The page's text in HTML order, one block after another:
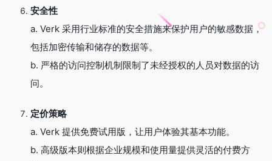
安全性
a. Verk 采用行业标准的安全措施来保护用户的敏感数据，
包括加密传输和储存的数据等。
b. 严格的访问控制机制限制了未经授权的人员对数据的访
问。
定价策略
a. Verk 提供免费试用版，让用户体验其基本功能。
b. 高级版本则根据企业规模和使用量提供灵活的付费方